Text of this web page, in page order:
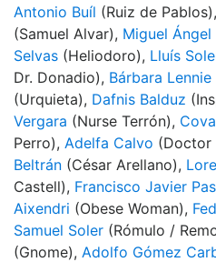
Antonio Buíl (Ruiz de Pablos),
(Samuel Alvar), Miguel Ángel
Selvas (Heliodoro), Lluís
Dr. Donadio), Bárbara Lennie
(Urquieta), Dafnis Balduz
Vergara (Nurse Terrón),
Perro), Adelfa Calvo (Doctor
Beltrán (César Arellano),
Castell), Francisco Javier
Aixendri (Obese Woman),
Samuel Soler (Rómulo /
(Gnome), Adolfo Gómez